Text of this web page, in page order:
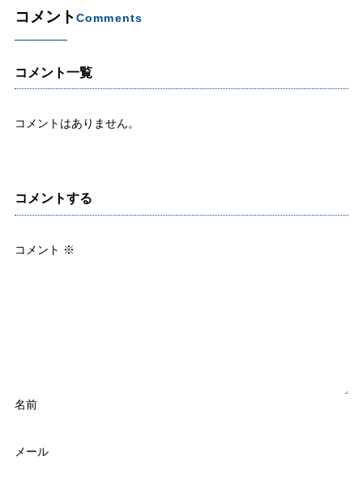
コメントComments
コメント一覧
コメントはありません。
コメントする
コメント ※
名前
メール